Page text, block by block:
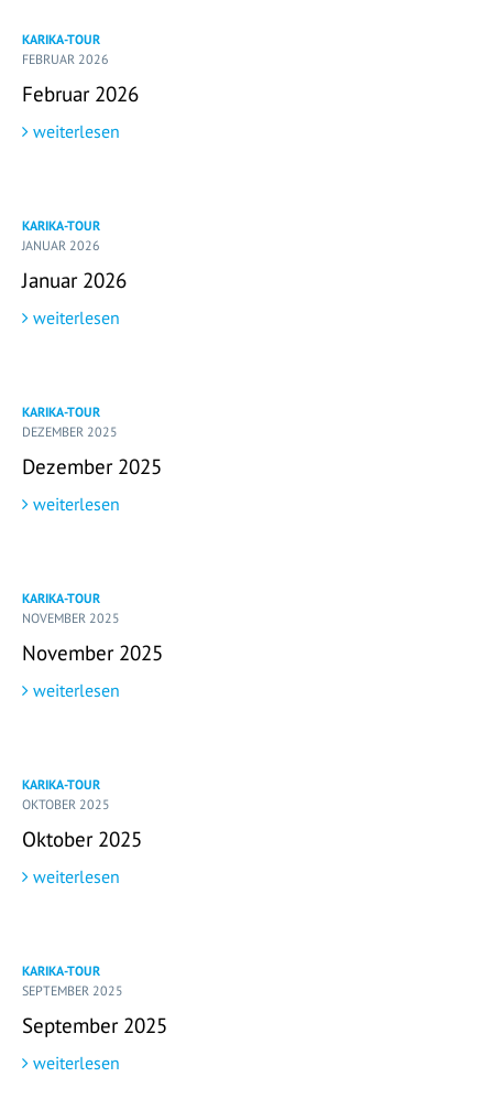
KARIKA-TOUR
FEBRUAR 2026
Februar 2026
weiterlesen
KARIKA-TOUR
JANUAR 2026
Januar 2026
weiterlesen
KARIKA-TOUR
DEZEMBER 2025
Dezember 2025
weiterlesen
KARIKA-TOUR
NOVEMBER 2025
November 2025
weiterlesen
KARIKA-TOUR
OKTOBER 2025
Oktober 2025
weiterlesen
KARIKA-TOUR
SEPTEMBER 2025
September 2025
weiterlesen